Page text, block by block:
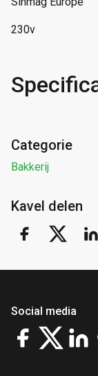
230v
Categorie
Bakkerij
Kavel delen
Social media